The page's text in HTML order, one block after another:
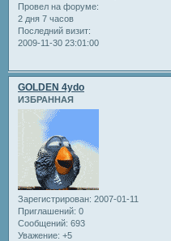
Провел на форуме:
2 дня 7 часов
Последний визит:
2009-11-30 23:01:00
GOLDEN 4ydo
ИЗБРАННАЯ
Зарегистрирован: 2007-01-11
Приглашений: 0
Сообщений: 693
Уважение: +5